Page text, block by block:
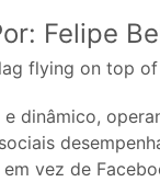
Felipe
dinâmico,
vez de